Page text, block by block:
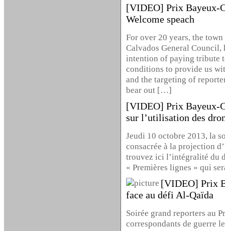
[VIDEO] Prix Bayeux-
Welcome speach
For over 20 years, the
Calvados General
intention of paying tribute
conditions to provide us
and the targeting of
bear out […]
[VIDEO] Prix Bayeux-
sur l’utilisation des
Jeudi 10 octobre 2013, la
consacrée à la projection
trouvez ici l’intégralité du
« Premières lignes » qui
[VIDEO] Prix
face au défi Al-Qaïda
Soirée grand reporters au
correspondants de guerre